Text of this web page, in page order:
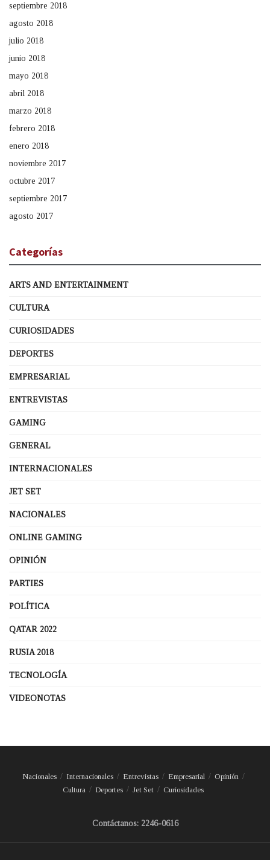
septiembre 2018
agosto 2018
julio 2018
junio 2018
mayo 2018
abril 2018
marzo 2018
febrero 2018
enero 2018
noviembre 2017
octubre 2017
septiembre 2017
agosto 2017
Categorías
ARTS AND ENTERTAINMENT
CULTURA
CURIOSIDADES
DEPORTES
EMPRESARIAL
ENTREVISTAS
GAMING
GENERAL
INTERNACIONALES
JET SET
NACIONALES
ONLINE GAMING
OPINIÓN
PARTIES
POLÍTICA
QATAR 2022
RUSIA 2018
TECNOLOGÍA
VIDEONOTAS
Nacionales Internacionales Entrevistas Empresarial
Opinión
Cultura
Deportes Jet Set Curiosidades
Contáctanos: 2246-0616